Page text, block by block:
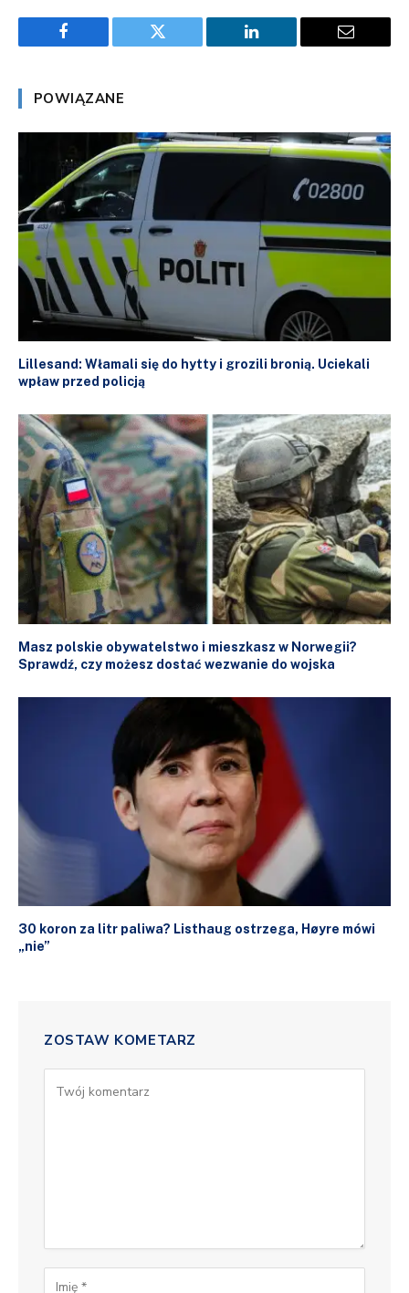
Facebook Twitter LinkedIn Email
POWIĄZANE
Lillesand: Włamali się do hytty i grozili bronią. Uciekali
wpław przed policją
Masz polskie obywatelstwo i mieszkasz w Norwegii?
Sprawdź, czy możesz dostać wezwanie do wojska
30 koron za litr paliwa? Listhaug ostrzega, Høyre mówi
„nie”
ZOSTAW KOMETARZ